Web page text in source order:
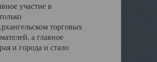
участие в
торговых
а главное
и города и стало